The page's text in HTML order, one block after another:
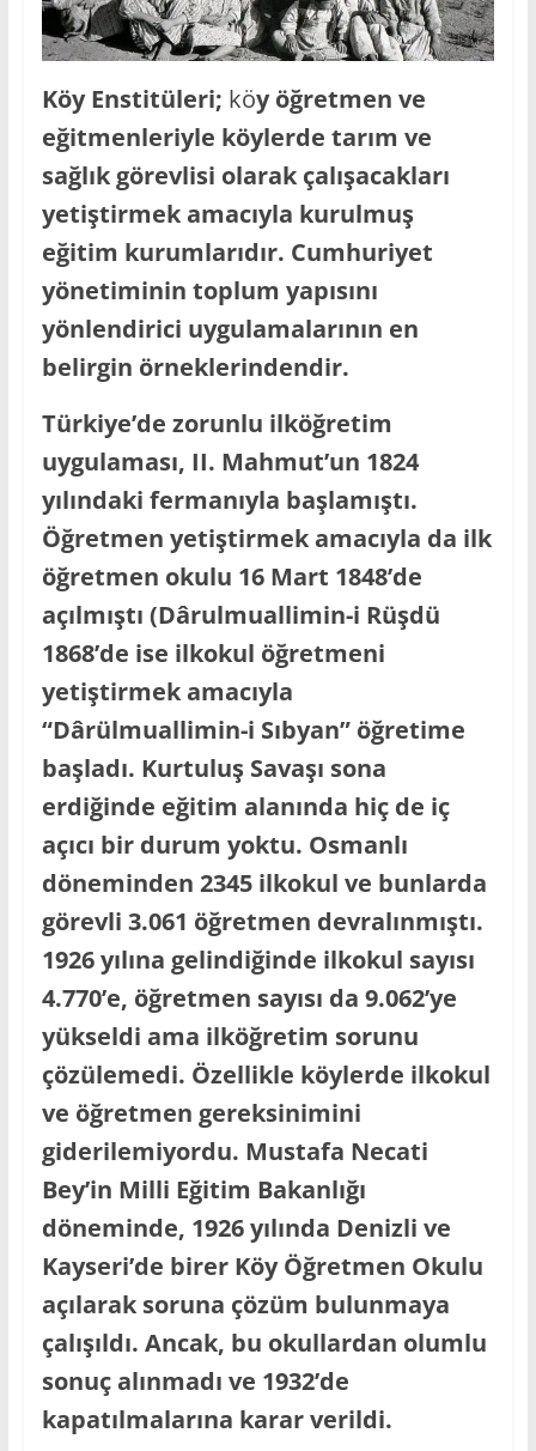
Köy Enstitüleri; köy öğretmen ve
eğitmenleriyle köylerde tarım ve
sağlık görevlisi olarak çalışacakları
yetiştirmek amacıyla kurulmuş
eğitim kurumlarıdır. Cumhuriyet
yönetiminin toplum yapısını
yönlendirici uygulamalarının en
belirgin örneklerindendir.
Türkiye’de zorunlu ilköğretim
uygulaması, II. Mahmut’un 1824
yılındaki fermanıyla başlamıştı.
Öğretmen yetiştirmek amacıyla da ilk
öğretmen okulu 16 Mart 1848’de
açılmıştı (Dârulmuallimin-i Rüşdü
1868’de ise ilkokul öğretmeni
yetiştirmek amacıyla
“Dârülmuallimin-i Sıbyan” öğretime
başladı. Kurtuluş Savaşı sona
erdiğinde eğitim alanında hiç de iç
açıcı bir durum yoktu. Osmanlı
döneminden 2345 ilkokul ve bunlarda
görevli 3.061 öğretmen devralınmıştı.
1926 yılına gelindiğinde ilkokul sayısı
4.770’e, öğretmen sayısı da 9.062’ye
yükseldi ama ilköğretim sorunu
çözülemedi. Özellikle köylerde ilkokul
ve öğretmen gereksinimini
giderilemiyordu. Mustafa Necati
Bey’in Milli Eğitim Bakanlığı
döneminde, 1926 yılında Denizli ve
Kayseri’de birer Köy Öğretmen Okulu
açılarak soruna çözüm bulunmaya
çalışıldı. Ancak, bu okullardan olumlu
sonuç alınmadı ve 1932’de
kapatılmalarına karar verildi.